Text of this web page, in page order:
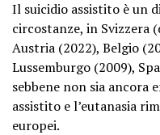
Il suicidio assistito è un
circostanze, in Svizzera
Austria (2022), Belgio
Lussemburgo (2009),
sebbene non sia ancora
assistito e l’eutanasia
europei.